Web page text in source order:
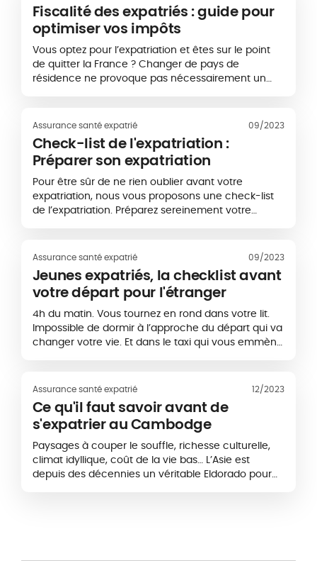
Fiscalité des expatriés : guide pour
optimiser vos impôts
Vous optez pour l’expatriation et êtes sur le point
de quitter la France ? Changer de pays de
résidence ne provoque pas nécessairement un
Assurance santé expatrié 09/2023
Check-list de l'expatriation :
Préparer son expatriation
Pour être sûr de ne rien oublier avant votre
expatriation, nous vous proposons une check-list
de l’expatriation. Préparez sereinement votre
Assurance santé expatrié 09/2023
Jeunes expatriés, la checklist avant
votre départ pour l'étranger
4h du matin. Vous tournez en rond dans votre lit.
Impossible de dormir à l’approche du départ qui va
changer votre vie. Et dans le taxi qui vous emmène
Assurance santé expatrié 12/2023
Ce qu'il faut savoir avant de
s'expatrier au Cambodge
Paysages à couper le souffle, richesse culturelle,
climat idyllique, coût de la vie bas… L’Asie est
depuis des décennies un véritable Eldorado pour